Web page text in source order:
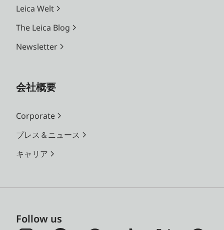
Leica Welt
The Leica Blog
Newsletter
会社概要
Corporate
プレス＆ニュース
キャリア
Follow us